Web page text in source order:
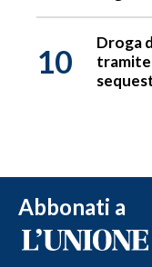
10
Droga
tramite
Abbonati a